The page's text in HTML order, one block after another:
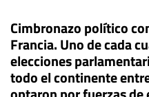
Cimbronazo político
Francia. Uno de cada
elecciones
todo el continente